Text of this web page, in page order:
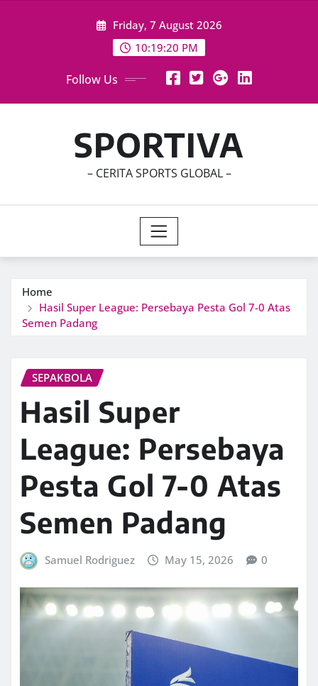
Friday, 7 August 2026
10:19:22 PM
Follow Us
SPORTIVA
– CERITA SPORTS GLOBAL –
Home
Hasil Super League: Persebaya Pesta Gol 7-0 Atas
Semen Padang
SEPAKBOLA
Hasil Super
League: Persebaya
Pesta Gol 7-0 Atas
Semen Padang
Samuel Rodriguez May 15, 2026 0